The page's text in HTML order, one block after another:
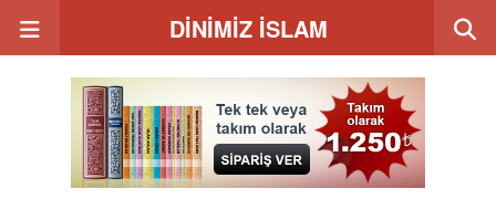
DİNİMİZ İSLAM